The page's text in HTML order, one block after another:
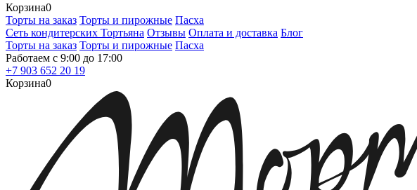
Корзина0
Торты на заказ Торты и пирожные Пасха
Сеть кондитерских Тортьяна Отзывы Оплата и доставка Блог
Торты на заказ Торты и пирожные Пасха
Работаем с 9:00 до 17:00
+7 903 652 20 19
Корзина0